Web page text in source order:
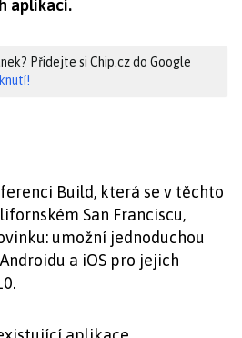
aplikací.
Přidejte si Chip.cz do Google
Build, která se v těchto
San Franciscu,
umožní jednoduchou
a iOS pro jejich